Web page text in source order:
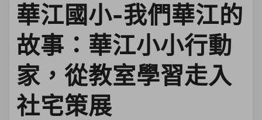
華江國小-我們華江的
故事：華江小小行動
家，從教室學習走入
社宅策展